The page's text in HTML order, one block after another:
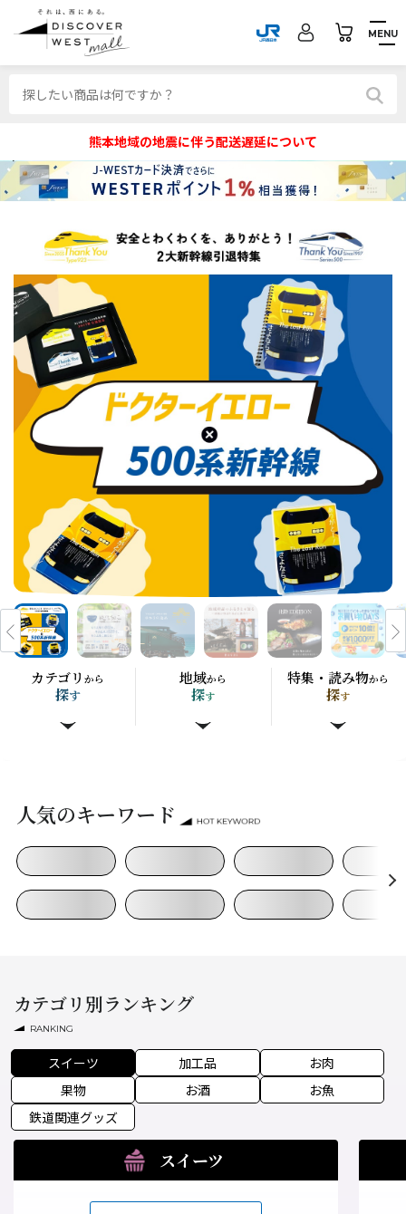
MENU
熊本地域の地震に伴う配送遅延について
カテゴリから
探す
地域から
探す
特集・読み物から
探す
人気のキーワード
カテゴリ別ランキング
RANKING
スイーツ 加工品
お肉
果物
お酒
お魚
鉄道関連グッズ
スイーツ